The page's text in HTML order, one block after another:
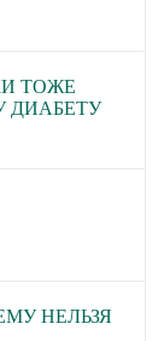
ТОЖЕ
ДИАБЕТУ
НЕЛЬЗЯ